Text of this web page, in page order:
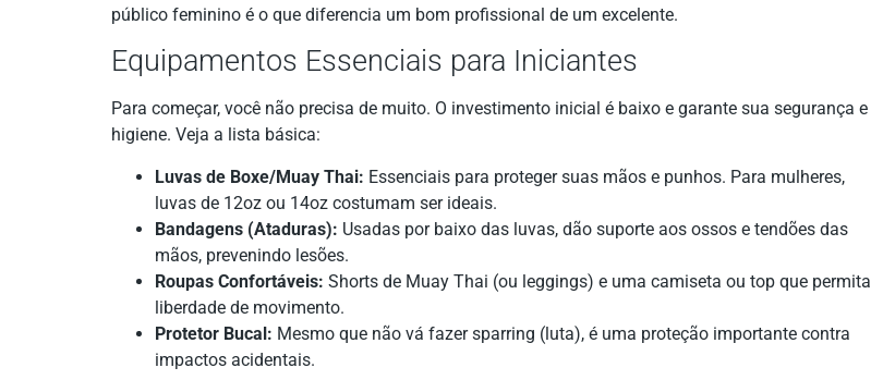
público feminino é o que diferencia um bom profissional de um excelente.
Equipamentos Essenciais para Iniciantes
Para começar, você não precisa de muito. O investimento inicial é baixo e garante sua segurança e
higiene. Veja a lista básica:
Luvas de Boxe/Muay Thai: Essenciais para proteger suas mãos e punhos. Para mulheres,
luvas de 12oz ou 14oz costumam ser ideais.
Bandagens (Ataduras): Usadas por baixo das luvas, dão suporte aos ossos e tendões das
mãos, prevenindo lesões.
Roupas Confortáveis: Shorts de Muay Thai (ou leggings) e uma camiseta ou top que permita
liberdade de movimento.
Protetor Bucal: Mesmo que não vá fazer sparring (luta), é uma proteção importante contra
impactos acidentais.